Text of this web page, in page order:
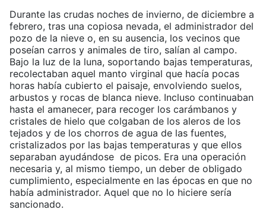
Durante las crudas noches de invierno, de diciembre a
febrero, tras una copiosa nevada, el administrador del
pozo de la nieve o, en su ausencia, los vecinos que
poseían carros y animales de tiro, salían al campo.
Bajo la luz de la luna, soportando bajas temperaturas,
recolectaban aquel manto virginal que hacía pocas
horas había cubierto el paisaje, envolviendo suelos,
arbustos y rocas de blanca nieve. Incluso continuaban
hasta el amanecer, para recoger los carámbanos y
cristales de hielo que colgaban de los aleros de los
tejados y de los chorros de agua de las fuentes,
cristalizados por las bajas temperaturas y que ellos
separaban ayudándose de picos. Era una operación
necesaria y, al mismo tiempo, un deber de obligado
cumplimiento, especialmente en las épocas en que no
había administrador. Aquel que no lo hiciere sería
sancionado.